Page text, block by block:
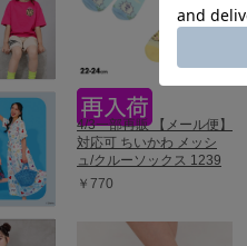
4/3一部再販 【メール便】
対応可 ちいかわ メッシ
ュ/クルーソックス 1239
￥770